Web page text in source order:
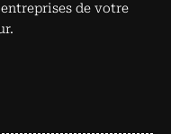
de votre